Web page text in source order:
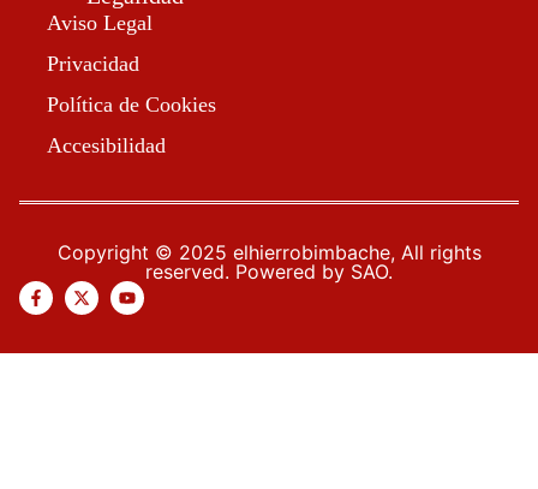
Aviso Legal
Privacidad
Política de Cookies
Accesibilidad
Copyright © 2025 elhierrobimbache, All rights
reserved. Powered by SAO.